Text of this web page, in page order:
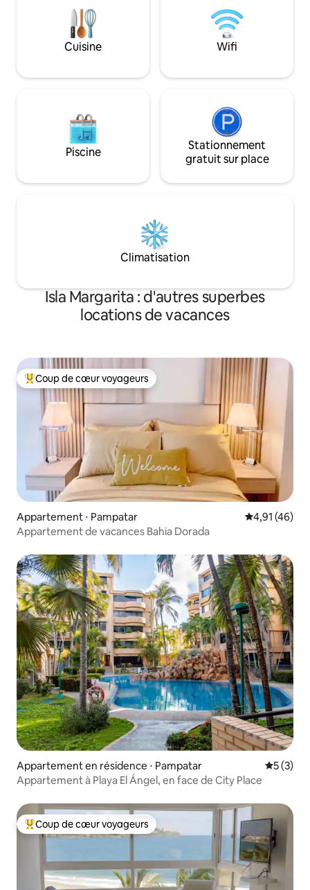
avec le confort d'une communauté
privée et porte. Séjournez dans cette
escapade unique et tranquille.
Pampatar, de sa
et de ses
rêve, où chaque
passer des jours
Cuisine Wifi
Piscine
Stationnement
gratuit sur place
Climatisation
Isla Margarita : d'autres superbes
locations de vacances
Coups de cœur voyageurs les plus appréciés
Coup de cœur voyageurs
Appartement ⋅ Pampatar Évaluation
4,91 (46)
Appartement de vacances Bahia Dorada
Appartement en résidence ⋅ Pampatar
5 (3)
Appartement à Playa El Ángel, en face de City Place
Coups de cœur voyageurs les plus appréciés
Coup de cœur voyageurs